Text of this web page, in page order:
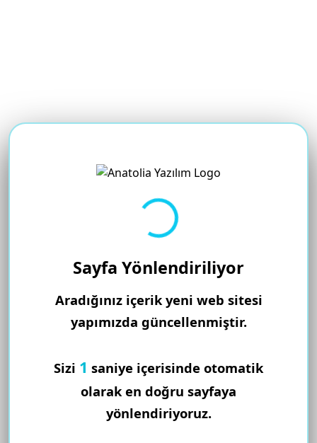
Sayfa Yönlendiriliyor
Aradığınız içerik yeni web sitesi
yapımızda güncellenmiştir.
Sizi 1 saniye içerisinde otomatik
olarak en doğru sayfaya
yönlendiriyoruz.